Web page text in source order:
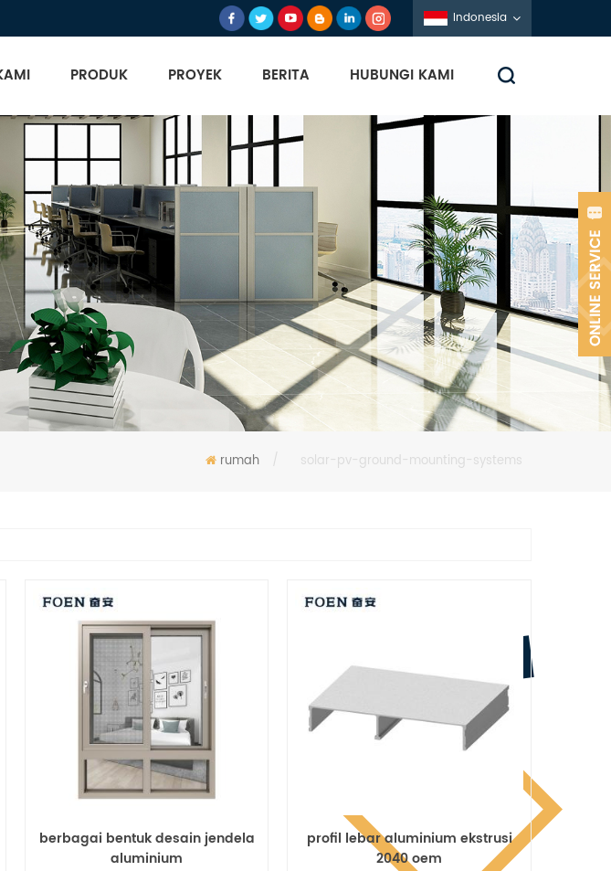
Indonesia
PRODUK PROYEK BERITA HUBUNGI KAMI
rumah / solar-pv-ground-mounting-systems
berbagai bentuk desain jendela
aluminium
profil lebar aluminium ekstrusi
2040 oem